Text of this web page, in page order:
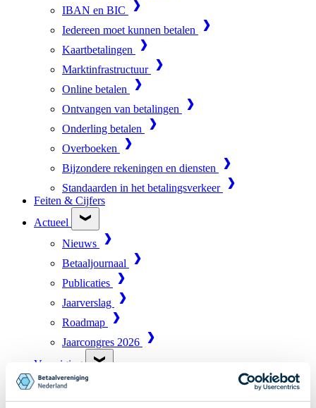
IBAN en BIC
Iedereen moet kunnen betalen
Kaartbetalingen
Marktinfrastructuur
Online betalen
Ontvangen van betalingen
Onderling betalen
Overboeken
Bijzondere rekeningen en diensten
Standaarden in het betalingsverkeer
Feiten & Cijfers
Actueel
Nieuws
Betaaljournaal
Publicaties
Jaarverslag
Roadmap
Jaarcongres 2026
Vereniging
Leden
Partners en stakeholders